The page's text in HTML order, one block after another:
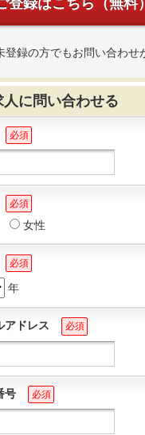
登録はこちら（無料）
登録の方でもお問い合わせ
人に問い合わせる
必須
必須
女性
必須
年
アドレス 必須
号 必須